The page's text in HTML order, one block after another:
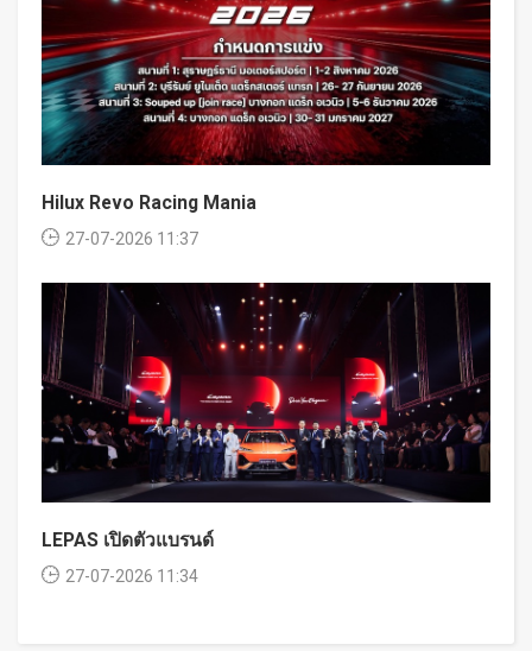
Hilux Revo Racing Mania
27-07-2026 11:37
LEPAS เปิดตัวแบรนด์
27-07-2026 11:34